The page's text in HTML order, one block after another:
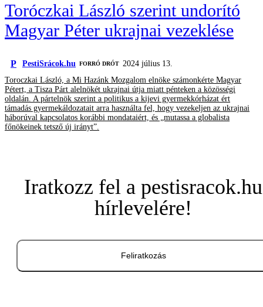
Toróczkai László szerint undorító
Magyar Péter ukrajnai vezeklése
P PestiSrácok.hu FORRÓ DRÓT 2024 július 13.
Toroczkai László, a Mi Hazánk Mozgalom elnöke számonkérte Magyar
Pétert, a Tisza Párt alelnökét ukrajnai útja miatt pénteken a közösségi
oldalán. A pártelnök szerint a politikus a kijevi gyermekkórházat ért
támadás gyermekáldozatait arra használta fel, hogy vezekeljen az ukrajnai
háborúval kapcsolatos korábbi mondataiért, és „mutassa a globalista
főnökeinek tetsző új irányt”.
Iratkozz fel a pestisracok.hu
hírlevelére!
Feliratkozás